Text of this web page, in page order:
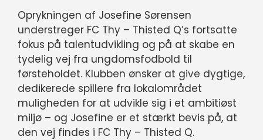
Oprykningen af Josefine Sørensen
understreger FC Thy – Thisted Q’s fortsatte
fokus på talentudvikling og på at skabe en
tydelig vej fra ungdomsfodbold til
førsteholdet. Klubben ønsker at give dygtige,
dedikerede spillere fra lokalområdet
muligheden for at udvikle sig i et ambitiøst
miljø – og Josefine er et stærkt bevis på, at
den vej findes i FC Thy – Thisted Q.